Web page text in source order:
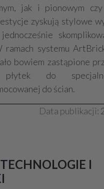
jak i pionowym
zyskują stylowe
ramach systemu
bowiem zastąpione
płytek do
do ścian.
Data publikacji:
I